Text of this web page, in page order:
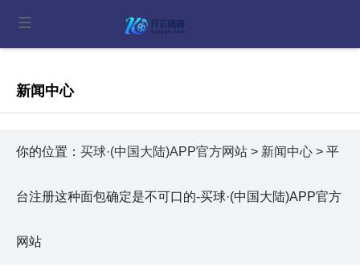
新闻中心
你的位置： 买球·(中国大陆)APP官方网站 > 新闻中心 > 平
台注册这种面包确定是不可口的-买球·(中国大陆)APP官方
网站